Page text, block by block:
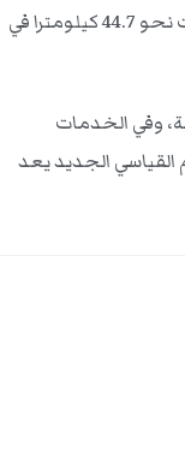
السرعة، يتجاوز سرعة ركض الإنسان العادي التي تتراوح عادة بين 16 إلى 19 كيلومترا في الساعة، ويبدأ في الاقتراب من الأرقام القياسية الرياضية، حيث تبلغ السرعة القصوى للعداء يوسين بولت نحو 44.7 كيلومترا في
وفي الخدمات
القياسي الجديد يعد